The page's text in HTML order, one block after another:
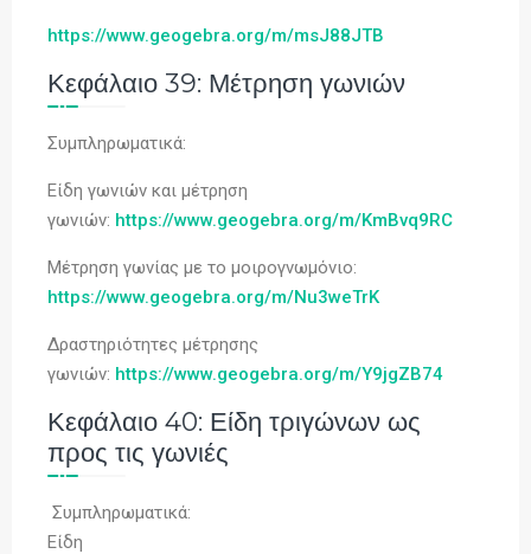
https://www.geogebra.org/m/msJ88JTB
Κεφάλαιο 39: Μέτρηση γωνιών
Συμπληρωματικά:
Είδη γωνιών και μέτρηση
γωνιών: https://www.geogebra.org/m/KmBvq9RC
Μέτρηση γωνίας με το μοιρογνωμόνιο:
https://www.geogebra.org/m/Nu3weTrK
Δραστηριότητες μέτρησης
γωνιών: https://www.geogebra.org/m/Y9jgZB74
Κεφάλαιο 40: Είδη τριγώνων ως
προς τις γωνιές
Συμπληρωματικά:
Είδη